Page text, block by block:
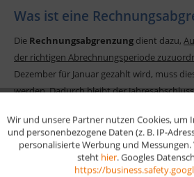
Was ist eine
Die Rechnungsabgrenzung dient dazu,
der richtigen Abrechnungsperiode
Dezember für Januar gezahlt wird, muss
werden. Dadurch bleibt der
(Ausgabe jetzt, Aufwand später) und
Rechnungsabgrenzung(Einnahme jetzt,
Funktionale
Wir und unsere Partner nutzen Cookies, um
und personenbezogene Daten (z. B. IP-
personalisierte Werbung und
steht hier. Googles
https://